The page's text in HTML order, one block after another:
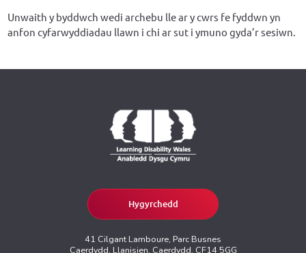
Unwaith y byddwch wedi archebu lle ar y cwrs fe fyddwn yn
anfon cyfarwyddiadau llawn i chi ar sut i ymuno gyda’r sesiwn.
Hygyrchedd
41 Cilgant Lamboure, Parc Busnes
Caerdydd, Llanisien, Caerdydd, CF14 5GG